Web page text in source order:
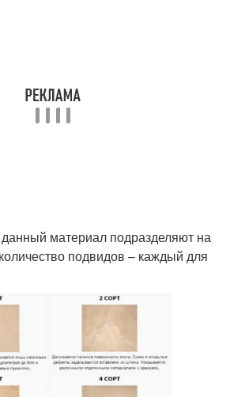
материал подразделяют на
подвидов – каждый для